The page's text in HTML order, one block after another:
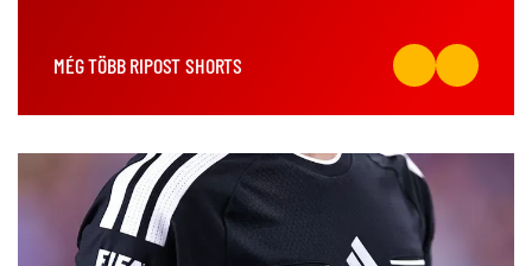
MÉG TÖBB RIPOST SHORTS